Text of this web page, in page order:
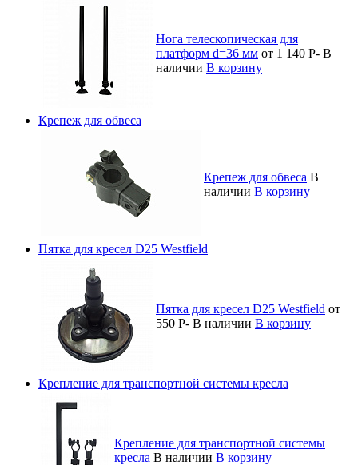
Нога телескопическая для
платформ d=36 мм от 1 140 Р- В
наличии В корзину
Крепеж для обвеса
Крепеж для обвеса В
наличии В корзину
Пятка для кресел D25 Westfield
Пятка для кресел D25 Westfield от
550 Р- В наличии В корзину
Крепление для транспортной системы кресла
Крепление для транспортной системы
кресла В наличии В корзину